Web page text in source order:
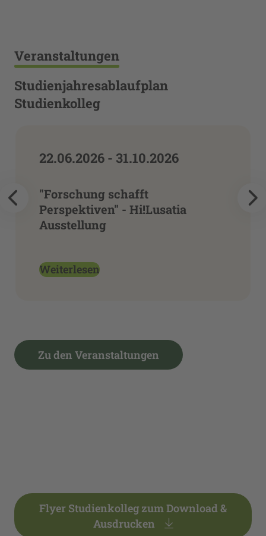
Veranstaltungen
Studienjahresablaufplan
Studienkolleg
22.06.2026 - 31.10.2026
"Forschung schafft
Perspektiven" - Hi!Lusatia
Ausstellung
Weiterlesen
Zu den Veranstaltungen
Flyer Studienkolleg zum Download &
Ausdrucken